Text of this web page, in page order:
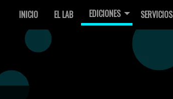
INICIO EL LAB EDICIONES SERVICIOS